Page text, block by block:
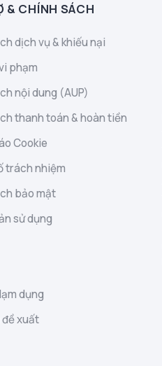
& CHÍNH SÁCH
dịch vụ & khiếu nại
phạm
nội dung (AUP)
thanh toán & hoàn tiền
Cookie
trách nhiệm
bảo mật
sử dụng
dụng
đề xuất